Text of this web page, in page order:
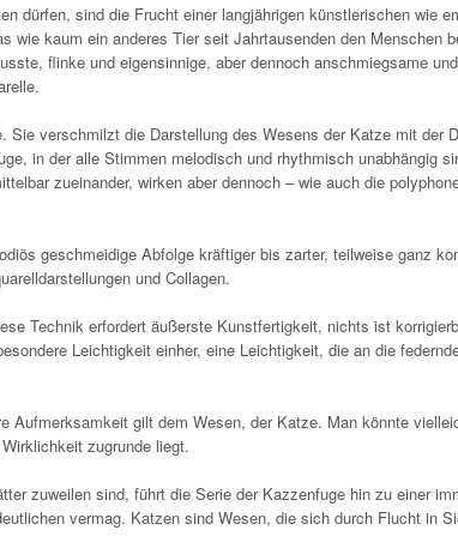
dürfen, sind die Frucht einer langjährigen künstlerischen wie
kaum ein anderes Tier seit Jahrtausenden den Menschen
flinke und eigensinnige, aber dennoch anschmiegsame
verschmilzt die Darstellung des Wesens der Katze mit der
in der alle Stimmen melodisch und rhythmisch unabhängig
zueinander, wirken aber dennoch – wie auch die
geschmeidige Abfolge kräftiger bis zarter, teilweise ganz
und Collagen.
Technik erfordert äußerste Kunstfertigkeit, nichts ist
Leichtigkeit einher, eine Leichtigkeit, die an die
gilt dem Wesen, der Katze. Man könnte
zugrunde liegt.
zuweilen sind, führt die Serie der Kazzenfuge hin zu einer
vermag. Katzen sind Wesen, die sich durch Flucht in